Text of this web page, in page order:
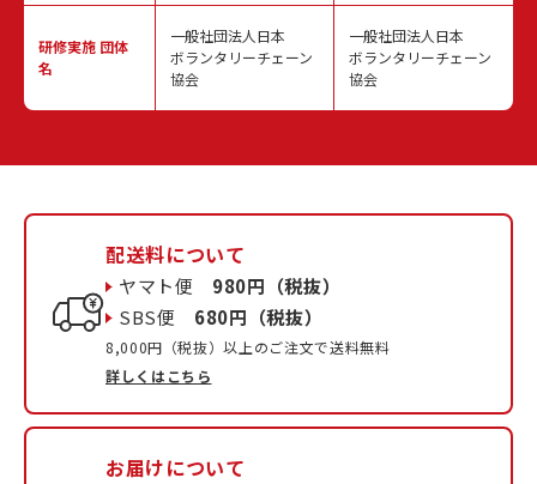
研修実施 団体
名
一般社団法人日本
ボランタリーチェーン
協会
一般社団法人日本
ボランタリーチェーン
協会
配送料について
ヤマト便 980円（税抜）
SBS便 680円（税抜）
8,000円（税抜）以上のご注文で送料無料
詳しくはこちら
お届けについて